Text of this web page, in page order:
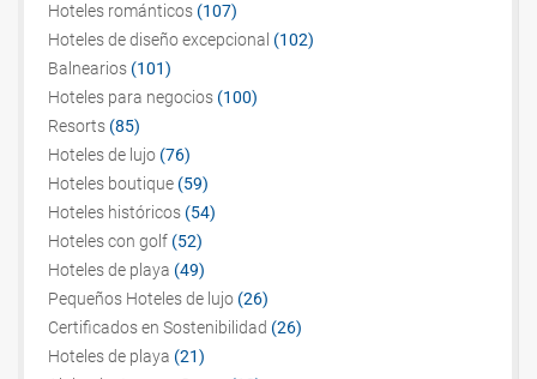
Hoteles románticos (107)
Hoteles de diseño excepcional (102)
Balnearios (101)
Hoteles para negocios (100)
Resorts (85)
Hoteles de lujo (76)
Hoteles boutique (59)
Hoteles históricos (54)
Hoteles con golf (52)
Hoteles de playa (49)
Pequeños Hoteles de lujo (26)
Certificados en Sostenibilidad (26)
Hoteles de playa (21)